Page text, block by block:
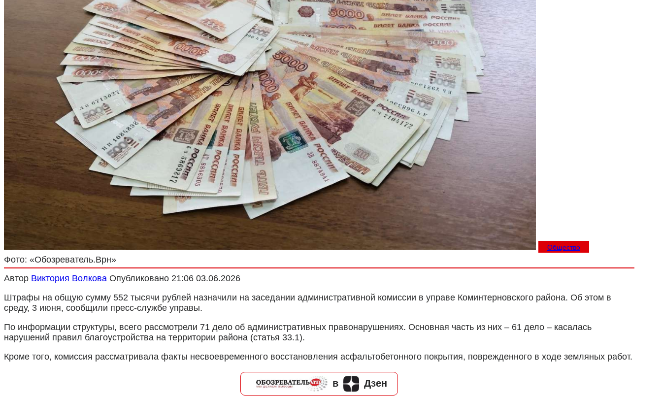
Общество
Фото: «Обозреватель.Врн»
Автор Виктория Волкова Опубликовано 21:06 03.06.2026
Штрафы на общую сумму 552 тысячи рублей назначили на заседании административной комиссии в управе Коминтерновского района. Об этом в
среду, 3 июня, сообщили пресс-службе управы.
По информации структуры, всего рассмотрели 71 дело об административных правонарушениях. Основная часть из них – 61 дело – касалась
нарушений правил благоустройства на территории района (статья 33.1).
Кроме того, комиссия рассматривала факты несвоевременного восстановления асфальтобетонного покрытия, поврежденного в ходе земляных работ.
в Дзен